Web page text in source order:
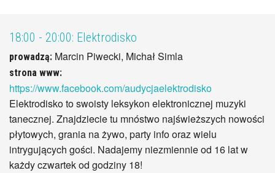
18:00 - 20:00: Elektrodisko
prowadzą: Marcin Piwecki, Michał Simla
strona www:
https://www.facebook.com/audycjaelektrodisko
Elektrodisko to swoisty leksykon elektronicznej muzyki
tanecznej. Znajdziecie tu mnóstwo najświeższych nowości
płytowych, grania na żywo, party info oraz wielu
intrygujących gości. Nadajemy niezmiennie od 16 lat w
każdy czwartek od godziny 18!